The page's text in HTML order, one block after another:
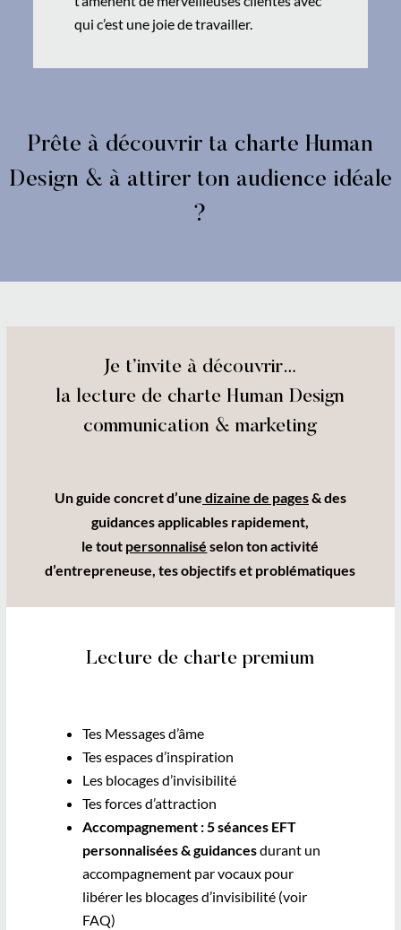
qui c’est une joie de travailler.
Prête à découvrir ta charte Human
Design & à attirer ton audience idéale
?
Je t’invite à découvrir…
la lecture de charte Human Design
communication & marketing
Un guide concret d’une dizaine de pages& des
guidances applicables rapidement,
le tout personnalisé selon ton activité
d’entrepreneuse, tes objectifs et problématiques
Lecture de charte premium
Tes Messages d’âme
Tes espaces d’inspiration
Les blocages d’invisibilité
Tes forces d’attraction
Accompagnement : 5 séances EFT
personnalisées & guidancesdurant un
accompagnement par vocaux pour
libérer les blocages d’invisibilité (voir
FAQ)